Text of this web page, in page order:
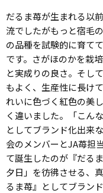
だるま苺が生まれる以
流でしたがもっと宿毛
の品種を試験的に育て
です。さがほのかを栽
と実成りの良さ。そし
もよく、生産性に長け
れいに色づく紅色の美
く違いました。「こん
としてブランド化出来
会のメンバーとJA苺担
て誕生したのが『だる
夕日」を彷彿させる、
るま苺』としてブラン